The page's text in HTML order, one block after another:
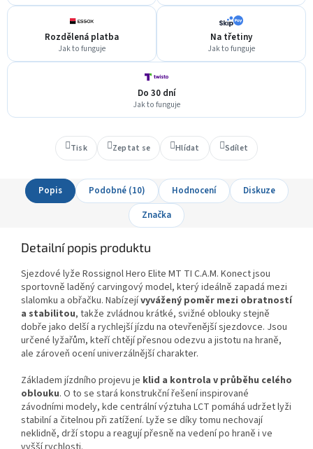
Rozdělená platba
Jak to funguje
Na třetiny
Jak to funguje
Do 30 dní
Jak to funguje
Tisk Zeptat se Hlídat Sdílet
Popis Podobné (10) Hodnocení
Diskuze
Značka
Detailní popis produktu
Sjezdové lyže Rossignol Hero Elite MT TI C.A.M. Konect jsou
sportovně laděný carvingový model, který ideálně zapadá mezi
slalomku a obřačku. Nabízejívyvážený poměr mezi obratností
a stabilitou, takže zvládnou krátké, svižné oblouky stejně
dobře jako delší a rychlejší jízdu na otevřenější sjezdovce. Jsou
určené lyžařům, kteří chtějí přesnou odezvu a jistotu na hraně,
ale zároveň ocení univerzálnější charakter.
Základem jízdního projevu je klid a kontrola v průběhu celého
oblouku. O to se stará konstrukční řešení inspirované
závodními modely, kde centrální výztuha LCT pomáhá udržet lyži
stabilní a čitelnou při zatížení. Lyže se díky tomu nechovají
neklidně, drží stopu a reagují přesně na vedení po hraně i ve